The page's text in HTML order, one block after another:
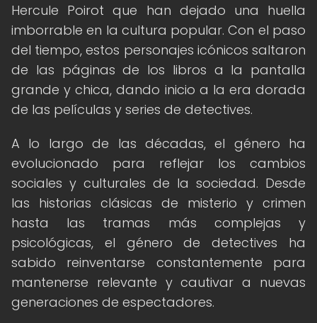
Hercule Poirot que han dejado una huella
imborrable en la cultura popular. Con el paso
del tiempo, estos personajes icónicos saltaron
de las páginas de los libros a la pantalla
grande y chica, dando inicio a la era dorada
de las películas y series de detectives.
A lo largo de las décadas, el género ha
evolucionado para reflejar los cambios
sociales y culturales de la sociedad. Desde
las historias clásicas de misterio y crimen
hasta las tramas más complejas y
psicológicas, el género de detectives ha
sabido reinventarse constantemente para
mantenerse relevante y cautivar a nuevas
generaciones de espectadores.